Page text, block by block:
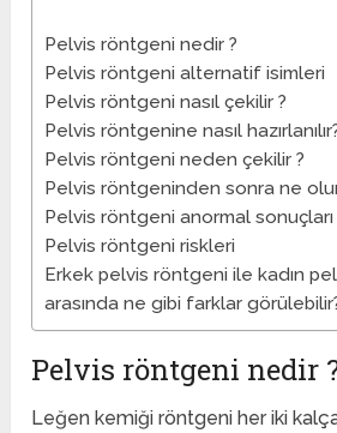
Pelvis röntgeni nedir ?
Pelvis röntgeni alternatif isimleri
Pelvis röntgeni nasıl çekilir ?
Pelvis röntgenine nasıl
Pelvis röntgeni neden çekilir ?
Pelvis röntgeninden sonra ne
Pelvis röntgeni anormal sonuçları
Pelvis röntgeni riskleri
Erkek pelvis röntgeni ile kadın
arasında ne gibi farklar
Pelvis röntgeni nedir
Leğen kemiği röntgeni her iki